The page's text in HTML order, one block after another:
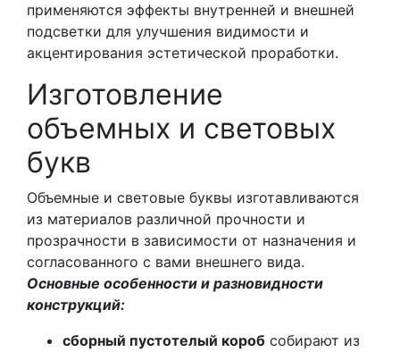
применяются эффекты внутренней и внешней
подсветки для улучшения видимости и
акцентирования эстетической проработки.
Изготовление
объемных и световых
букв
Объемные и световые буквы изготавливаются
из материалов различной прочности и
прозрачности в зависимости от назначения и
согласованного с вами внешнего вида.
Основные особенности и разновидности
конструкций:
сборный пустотелый короб собирают из